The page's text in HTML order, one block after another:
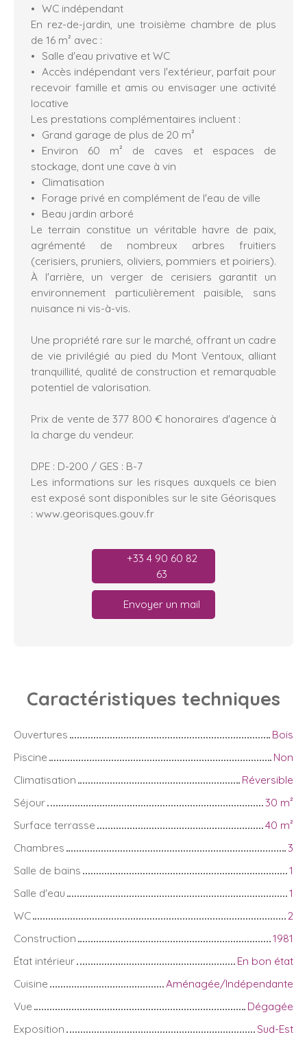
WC indépendant
En rez-de-jardin, une troisième chambre de plus
de 16 m² avec :
Salle d'eau privative et WC
Accès indépendant vers l'extérieur, parfait pour
recevoir famille et amis ou envisager une activité
locative
Les prestations complémentaires incluent :
Grand garage de plus de 20 m²
Environ 60 m² de caves et espaces de
stockage, dont une cave à vin
Climatisation
Forage privé en complément de l'eau de ville
Beau jardin arboré
Le terrain constitue un véritable havre de paix,
agrémenté de nombreux arbres fruitiers
(cerisiers, pruniers, oliviers, pommiers et poiriers).
À l'arrière, un verger de cerisiers garantit un
environnement particulièrement paisible, sans
nuisance ni vis-à-vis.
Une propriété rare sur le marché, offrant un cadre
de vie privilégié au pied du Mont Ventoux, alliant
tranquillité, qualité de construction et remarquable
potentiel de valorisation.
Prix de vente de 377 800 € honoraires d'agence à
la charge du vendeur.
DPE : D-200 / GES : B-7
Les informations sur les risques auxquels ce bien
est exposé sont disponibles sur le site Géorisques
: www.georisques.gouv.fr
+33 4 90 60 82
63
Envoyer un mail
Caractéristiques techniques
Ouvertures
Bois
Piscine
Non
Climatisation
Réversible
Séjour
30 m²
Surface terrasse
40 m²
Chambres
3
Salle de bains
1
Salle d'eau
1
WC
2
Construction
1981
État intérieur
En bon état
Cuisine
Aménagée/Indépendante
Vue
Dégagée
Exposition
Sud-Est